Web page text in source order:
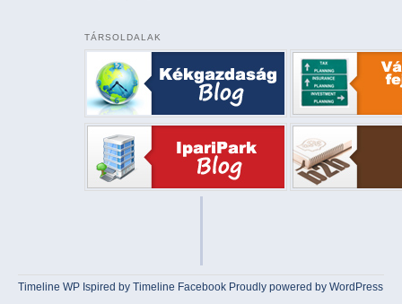
TÁRSOLDALAK
Timeline WP Ispired byTimeline Facebook Proudly powered by WordPress